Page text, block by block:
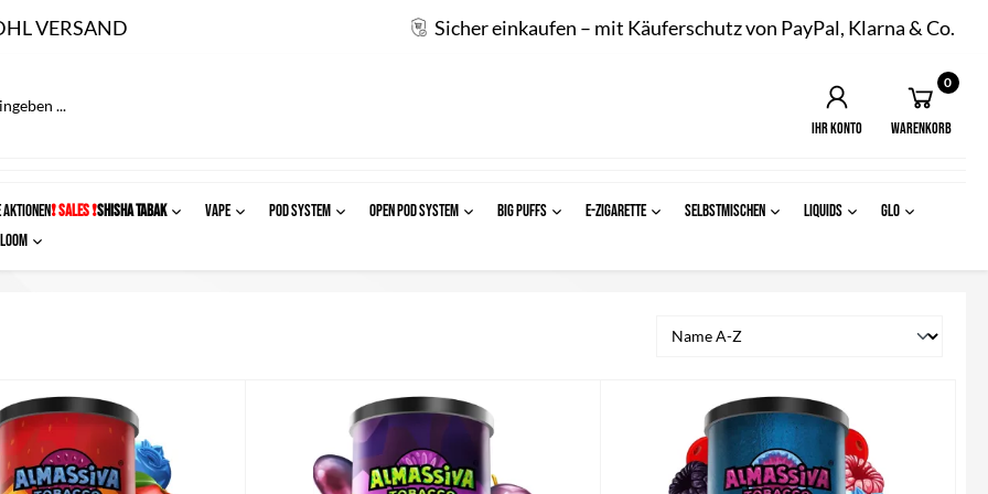
VERSAND Sicher einkaufen – mit Käuferschutz von PayPal, Klarna & Co.
Ihr Konto
0
Warenkorb
❗ SALES ❗SHISHA TABAK VAPE POD SYSTEM OPEN POD SYSTEM BIG PUFFS E-ZIGARETTE SELBSTMISCHEN LIQUIDS
Glo